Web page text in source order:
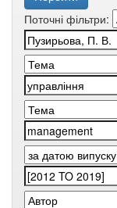
Поточні фільтри: